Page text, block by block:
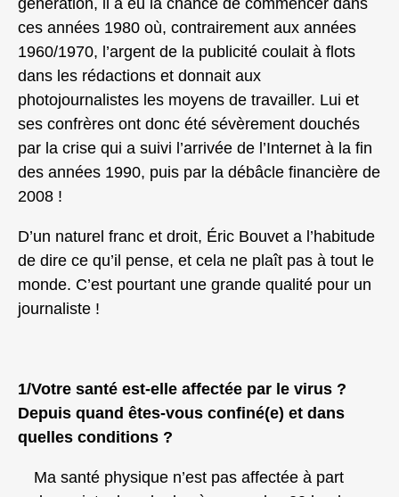
génération, il a eu la chance de commencer dans
ces années 1980 où, contrairement aux années
1960/1970, l’argent de la publicité coulait à flots
dans les rédactions et donnait aux
photojournalistes les moyens de travailler. Lui et
ses confrères ont donc été sévèrement douchés
par la crise qui a suivi l’arrivée de l’Internet à la fin
des années 1990, puis par la débâcle financière de
2008 !
D’un naturel franc et droit, Éric Bouvet a l’habitude
de dire ce qu’il pense, et cela ne plaît pas à tout le
monde. C’est pourtant une grande qualité pour un
journaliste !
1/Votre santé est-elle affectée par le virus ?
Depuis quand êtes-vous confiné(e) et dans
quelles conditions ?
Ma santé physique n’est pas affectée à part